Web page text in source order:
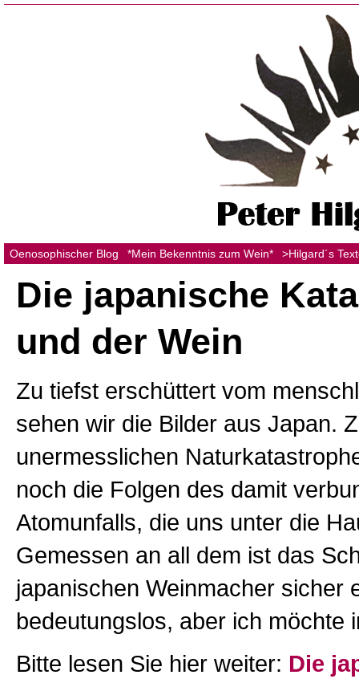
Oenosophischer Blog *Mein Bekenntnis zum Wein* >Hilgard´s
Die japanische
und der Wein
Zu tiefst erschüttert vom
sehen wir die Bilder aus Japan.
unermesslichen
noch die Folgen des damit
Atomunfalls, die uns unter die
Gemessen an all dem ist das
japanischen Weinmacher sicher
bedeutungslos, aber ich möchte
Bitte lesen Sie hier weiter: Die